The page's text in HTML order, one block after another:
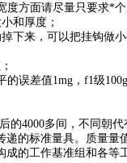
方面请尽量只要求*个
和厚度；
下来，可以把挂钩做
误差值1mg，f1级
的4000多间，不同朝
递的标准量具。质量
的工作基准组和各等